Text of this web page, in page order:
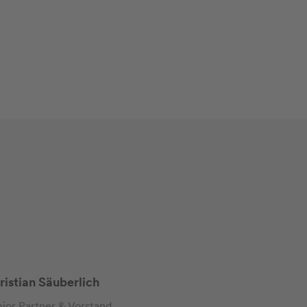
Säuberlich